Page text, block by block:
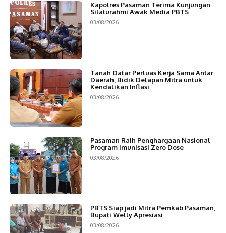
Kapolres Pasaman Terima Kunjungan
Silaturahmi Awak Media PBTS
03/08/2026
Tanah Datar Perluas Kerja Sama Antar
Daerah, Bidik Delapan Mitra untuk
Kendalikan Inflasi
03/08/2026
Pasaman Raih Penghargaan Nasional
Program Imunisasi Zero Dose
03/08/2026
PBTS Siap jadi Mitra Pemkab Pasaman,
Bupati Welly Apresiasi
03/08/2026